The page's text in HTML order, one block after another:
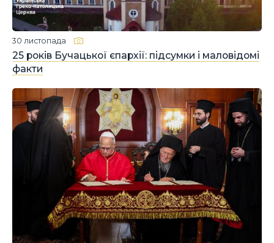
25 років Бучацької єпархії: підсумки і маловідомі
факти
30 листопада